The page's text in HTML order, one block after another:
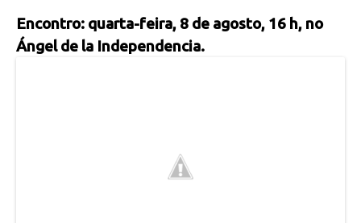
Encontro: quarta-feira, 8 de agosto, 16 h, no
Ángel de la Independencia.